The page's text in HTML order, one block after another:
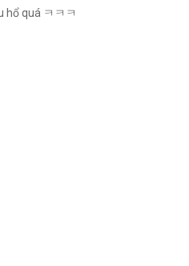
hổ quá ㅋㅋㅋ